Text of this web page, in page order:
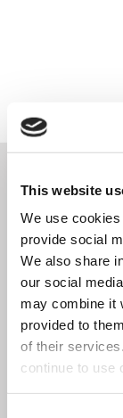
This website
We use
provide social
We also share
our social
may combine it
provided to
of their
continue to use
las
con